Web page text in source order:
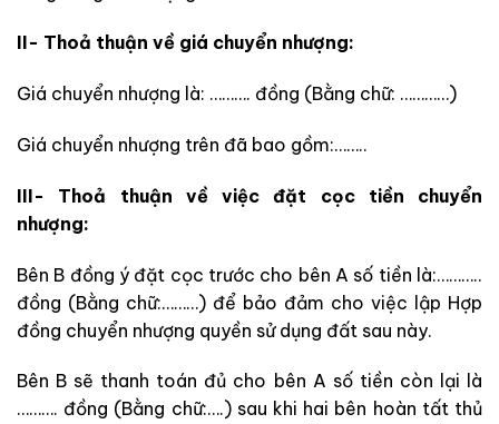
II- Thoả thuận về giá chuyển nhượng:
Giá chuyển nhượng là: ………. đồng (Bằng chữ: …………)
Giá chuyển nhượng trên đã bao gồm:……..
III- Thoả thuận về việc đặt cọc tiền chuyển
nhượng:
Bên B đồng ý đặt cọc trước cho bên A số tiền là:………..
đồng (Bằng chữ:………) để bảo đảm cho việc lập Hợp
đồng chuyển nhượng quyền sử dụng đất sau này.
Bên B sẽ thanh toán đủ cho bên A số tiền còn lại là
………. đồng (Bằng chữ:….) sau khi hai bên hoàn tất thủ